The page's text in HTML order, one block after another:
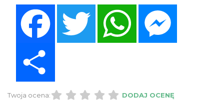
Twitter
Twoja ocena: DODAJ OCENĘ